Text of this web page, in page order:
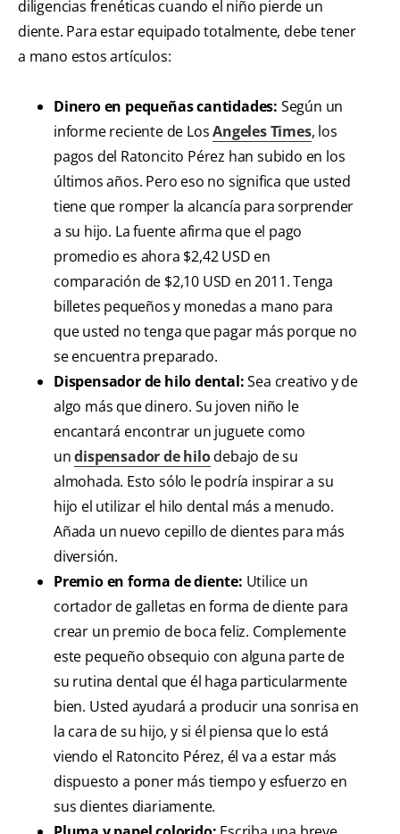
diligencias frenéticas cuando el niño pierde un
diente. Para estar equipado totalmente, debe tener
a mano estos artículos:
Dinero en pequeñas cantidades: Según un
informe reciente de LosAngeles Times, los
pagos del Ratoncito Pérez han subido en los
últimos años. Pero eso no significa que usted
tiene que romper la alcancía para sorprender
a su hijo. La fuente afirma que el pago
promedio es ahora $2,42 USD en
comparación de $2,10 USD en 2011. Tenga
billetes pequeños y monedas a mano para
que usted no tenga que pagar más porque no
se encuentra preparado.
Dispensador de hilo dental:Sea creativo y de
algo más que dinero. Su joven niño le
encantará encontrar un juguete como
undispensador de hilodebajo de su
almohada. Esto sólo le podría inspirar a su
hijo el utilizar el hilo dental más a menudo.
Añada un nuevo cepillo de dientes para más
diversión.
Premio en forma de diente: Utilice un
cortador de galletas en forma de diente para
crear un premio de boca feliz. Complemente
este pequeño obsequio con alguna parte de
su rutina dental que él haga particularmente
bien. Usted ayudará a producir una sonrisa en
la cara de su hijo, y si él piensa que lo está
viendo el Ratoncito Pérez, él va a estar más
dispuesto a poner más tiempo y esfuerzo en
sus dientes diariamente.